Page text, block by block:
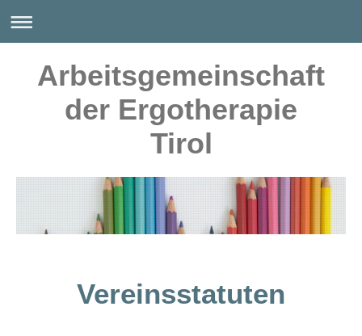
Arbeitsgemeinschaft
der Ergotherapie
Tirol
Vereinsstatuten